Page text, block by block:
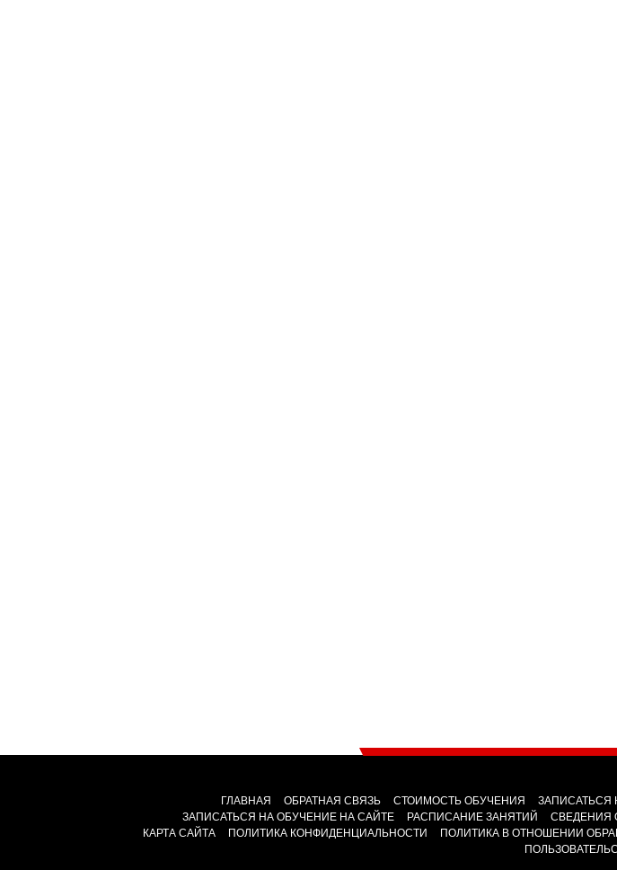
ГЛАВНАЯ ОБРАТНАЯ СВЯЗЬ СТОИМОСТЬ ОБУЧЕНИЯ ЗАПИСАТЬСЯ
ЗАПИСАТЬСЯ НА ОБУЧЕНИЕ НА САЙТЕ
РАСПИСАНИЕ ЗАНЯТИЙ СВЕДЕНИЯ
КАРТА САЙТА
ПОЛИТИКА КОНФИДЕНЦИАЛЬНОСТИ ПОЛИТИКА В ОТНОШЕНИИ